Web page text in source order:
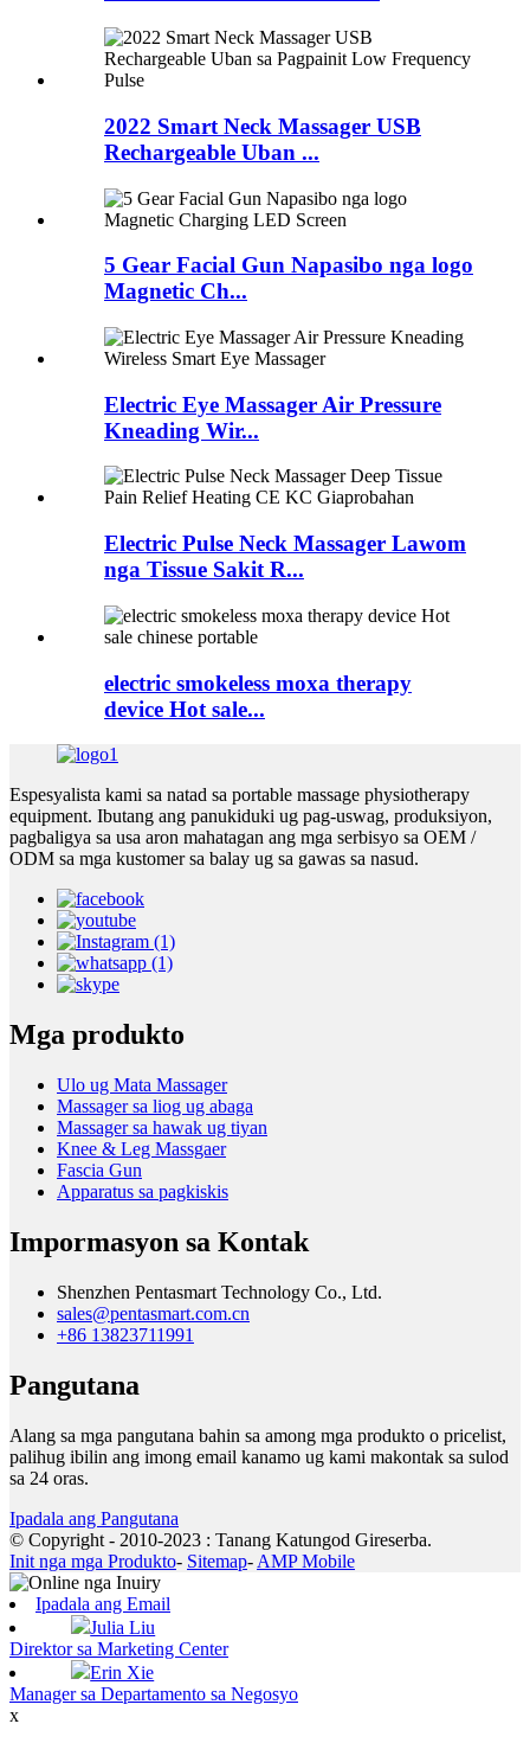
2022 Smart Neck Massager USB
Rechargeable Uban ...
5 Gear Facial Gun Napasibo nga logo
Magnetic Ch...
Electric Eye Massager Air Pressure
Kneading Wir...
Electric Pulse Neck Massager Lawom
nga Tissue Sakit R...
electric smokeless moxa therapy
device Hot sale...
Espesyalista kami sa natad sa portable massage physiotherapy
equipment. Ibutang ang panukiduki ug pag-uswag, produksiyon,
pagbaligya sa usa aron mahatagan ang mga serbisyo sa OEM /
ODM sa mga kustomer sa balay ug sa gawas sa nasud.
Mga produkto
Ulo ug Mata Massager
Massager sa liog ug abaga
Massager sa hawak ug tiyan
Knee & Leg Massgaer
Fascia Gun
Apparatus sa pagkiskis
Impormasyon sa Kontak
Shenzhen Pentasmart Technology Co., Ltd.
sales@pentasmart.com.cn
+86 13823711991
Pangutana
Alang sa mga pangutana bahin sa among mga produkto o pricelist,
palihug ibilin ang imong email kanamo ug kami makontak sa sulod
sa 24 oras.
Ipadala ang Pangutana
© Copyright - 2010-2023 : Tanang Katungod Gireserba.
Init nga mga Produkto- Sitemap- AMP Mobile
Ipadala ang Email
Julia Liu
Direktor sa Marketing Center
Erin Xie
Manager sa Departamento sa Negosyo
x